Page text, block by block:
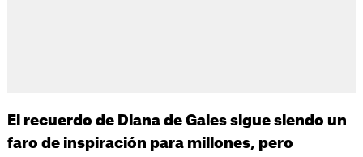
El recuerdo de Diana de Gales sigue siendo un
faro de inspiración para millones, pero